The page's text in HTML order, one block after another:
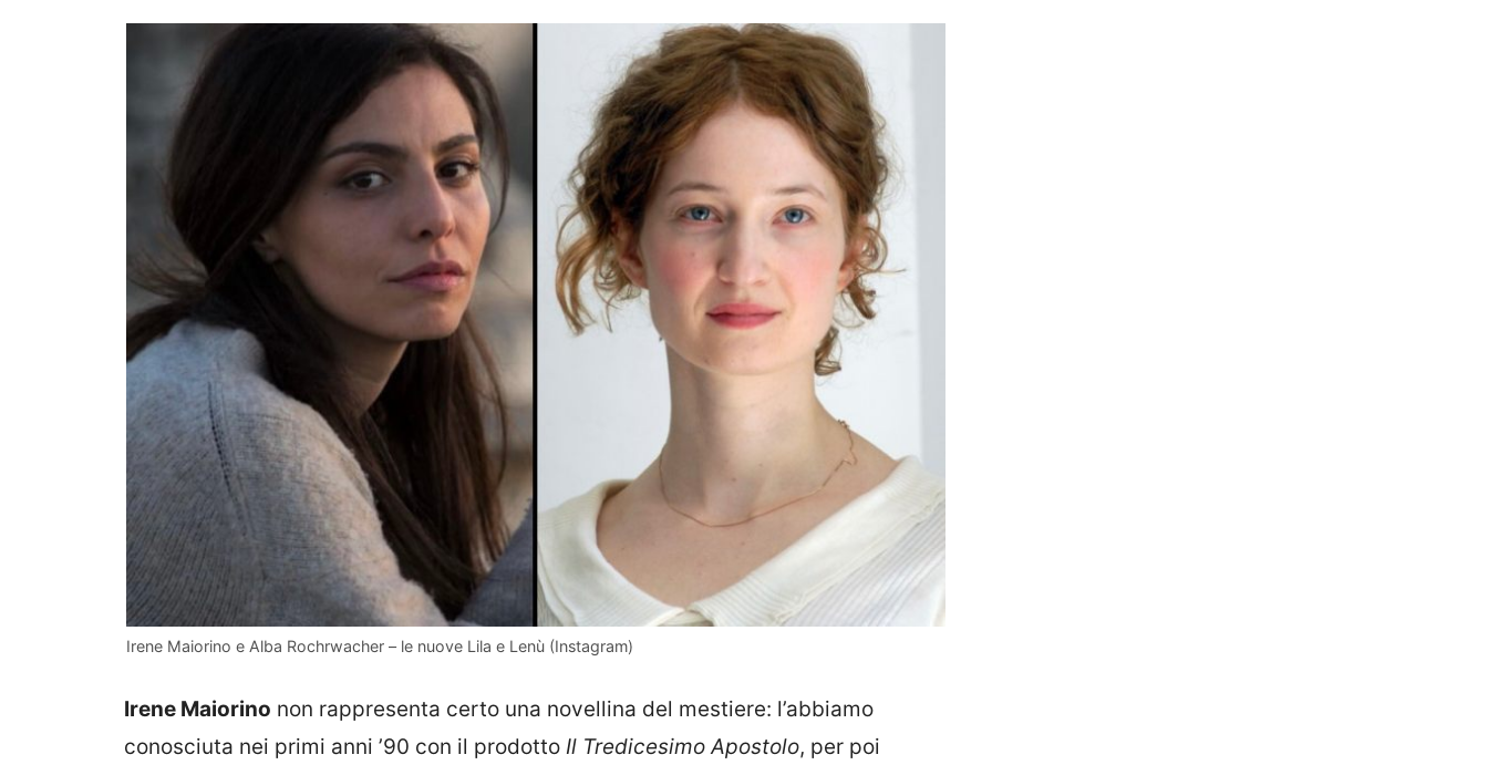
Irene Maiorino e Alba Rochrwacher – le nuove Lila e Lenù (Instagram)
Irene Maiorino non rappresenta certo una novellina del mestiere: l’abbiamo
conosciuta nei primi anni ’90 con il prodotto Il Tredicesimo Apostolo, per poi